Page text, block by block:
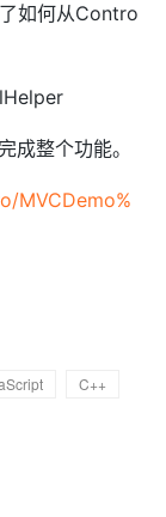
如何从Contro
成整个功能。
MVCDemo%
C++